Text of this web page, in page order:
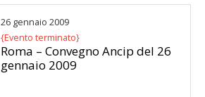
26 gennaio 2009
{Evento terminato}
Roma – Convegno Ancip del 26
gennaio 2009